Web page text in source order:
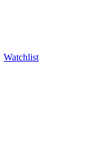
Watchlist